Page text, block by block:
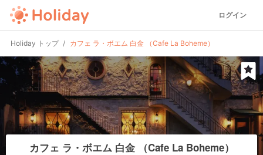
ログイン
Holiday トップ カフェ ラ・ボエム 白金 （Cafe La Boheme）
カフェ ラ・ボエム 白金 （Cafe La Boheme）